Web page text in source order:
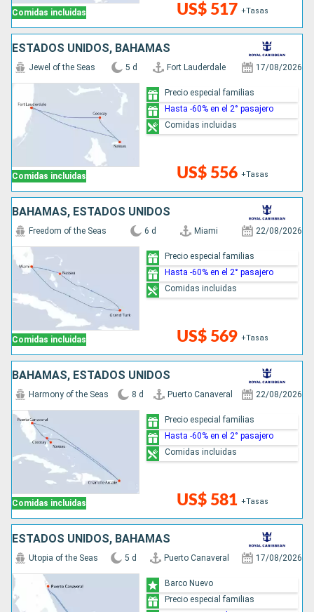
Comidas incluidas US$ 517 +Tasas
ESTADOS UNIDOS, BAHAMAS
Comidas incluidas
Jewel of the Seas 5 d Fort Lauderdale 17/08/2026
US$ 556 +Tasas
Precio especial familias
Hasta -60% en el 2° pasajero
Comidas incluidas
BAHAMAS, ESTADOS UNIDOS
Comidas incluidas
Freedom of the Seas 6 d Miami 22/08/2026
US$ 569 +Tasas
Precio especial familias
Hasta -60% en el 2° pasajero
Comidas incluidas
BAHAMAS, ESTADOS UNIDOS
Comidas incluidas
Harmony of the Seas 8 d Puerto Canaveral 22/08/2026
US$ 581 +Tasas
Precio especial familias
Hasta -60% en el 2° pasajero
Comidas incluidas
ESTADOS UNIDOS, BAHAMAS
Utopia of the Seas 5 d Puerto Canaveral 17/08/2026
Barco Nuevo
Precio especial familias